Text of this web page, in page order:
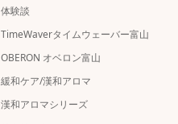
体験談
TimeWaverタイムウェーバー富山
OBERON オベロン富山
緩和ケア/漢和アロマ
漢和アロマシリーズ